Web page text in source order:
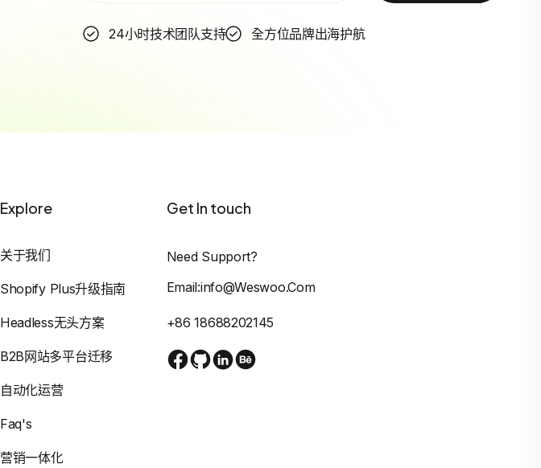
24小时技术团队支持 全方位品牌出海护航
Explore
关于我们
Shopify Plus升级指南
Headless无头方案
B2B网站多平台迁移
自动化运营
Faq's
营销一体化
Get In touch
Need Support?
Email:info@weswoo.com
+86 18688202145